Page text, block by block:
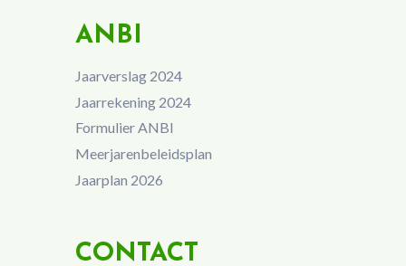
ANBI
Jaarverslag 2024
Jaarrekening 2024
Formulier ANBI
Meerjarenbeleidsplan
Jaarplan 2026
CONTACT